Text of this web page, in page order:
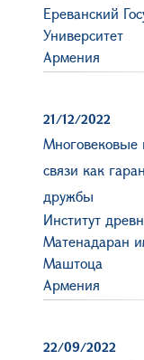
Ереванский
Университет
Армения
21/12/2022
Многовековые
связи как
дружбы
Институт
Матенадаран
Маштоца
Армения
22/09/2022